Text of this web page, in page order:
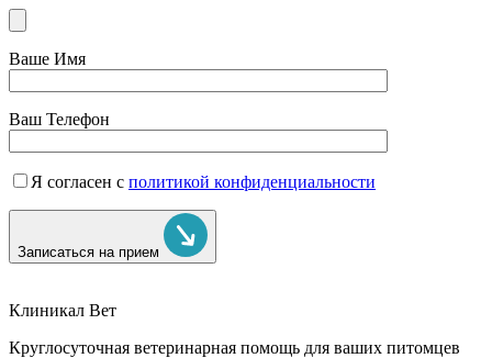
Ваше Имя
Ваш Телефон
Я согласен с политикой конфиденциальности
Записаться на прием
Клиникал Вет
Круглосуточная ветеринарная помощь для ваших питомцев